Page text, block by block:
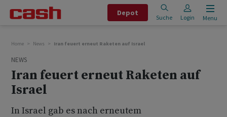
Depot
Suche Login Menu
Home News Iran feuert erneut Raketen auf Israel
NEWS
Iran feuert erneut Raketen auf
Israel
In Israel gab es nach erneutem